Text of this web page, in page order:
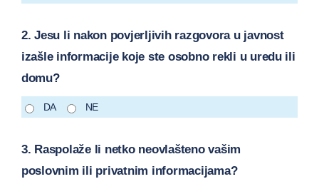
2. Jesu li nakon povjerljivih razgovora u javnost
izašle informacije koje ste osobno rekli u uredu ili
domu?
DA NE
3. Raspolaže li netko neovlašteno vašim
poslovnim ili privatnim informacijama?